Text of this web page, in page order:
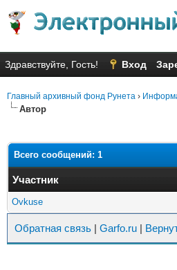
Здравствуйте, Гость! Вход
Главный архивный фонд Рунета ›
Автор
Всего сообщений: 1
Участник
Ovkuse
Обратная связь | Garfo.ru |